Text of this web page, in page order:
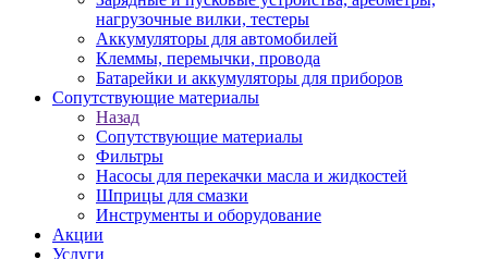
нагрузочные вилки, тестеры
Аккумуляторы для автомобилей
Клеммы, перемычки, провода
Батарейки и аккумуляторы для приборов
Сопутствующие материалы
Назад
Сопутствующие материалы
Фильтры
Насосы для перекачки масла и жидкостей
Шприцы для смазки
Инструменты и оборудование
Акции
Услуги